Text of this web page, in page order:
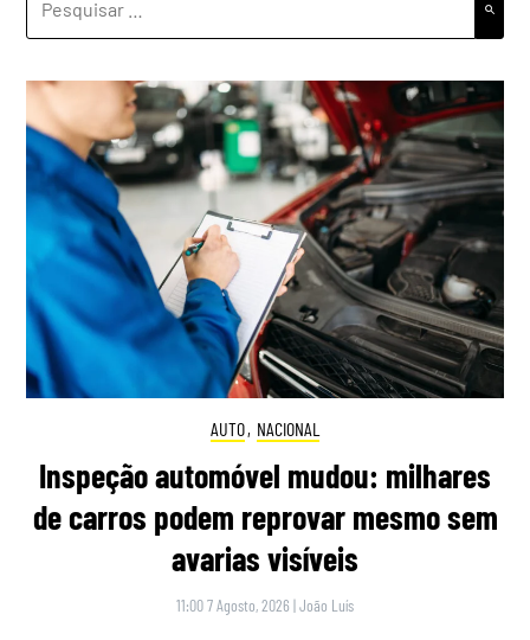
POR:
AUTO, NACIONAL
Inspeção automóvel mudou: milhares
de carros podem reprovar mesmo sem
avarias visíveis
11:00 7 Agosto, 2026 |João Luís